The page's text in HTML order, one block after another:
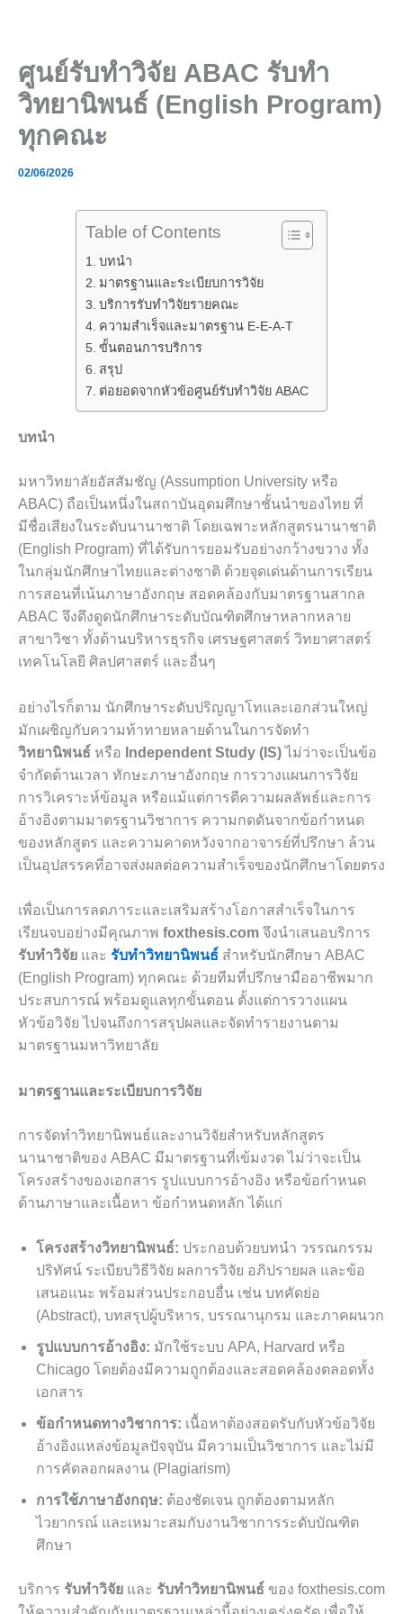
ศูนย์รับทำวิจัย ABAC รับทำ
วิทยานิพนธ์ (English Program)
ทุกคณะ
02/06/2026
Table of Contents
บทนำ
มาตรฐานและระเบียบการวิจัย
บริการรับทำวิจัยรายคณะ
ความสำเร็จและมาตรฐาน E-E-A-T
ขั้นตอนการบริการ
สรุป
ต่อยอดจากหัวข้อศูนย์รับทำวิจัย ABAC
บทนำ
มหาวิทยาลัยอัสสัมชัญ (Assumption University หรือ
ABAC) ถือเป็นหนึ่งในสถาบันอุดมศึกษาชั้นนำของไทย ที่
มีชื่อเสียงในระดับนานาชาติ โดยเฉพาะหลักสูตรนานาชาติ
(English Program) ที่ได้รับการยอมรับอย่างกว้างขวาง ทั้ง
ในกลุ่มนักศึกษาไทยและต่างชาติ ด้วยจุดเด่นด้านการเรียน
การสอนที่เน้นภาษาอังกฤษ สอดคล้องกับมาตรฐานสากล
ABAC จึงดึงดูดนักศึกษาระดับบัณฑิตศึกษาหลากหลาย
สาขาวิชา ทั้งด้านบริหารธุรกิจ เศรษฐศาสตร์ วิทยาศาสตร์
เทคโนโลยี ศิลปศาสตร์ และอื่นๆ
อย่างไรก็ตาม นักศึกษาระดับปริญญาโทและเอกส่วนใหญ่
มักเผชิญกับความท้าทายหลายด้านในการจัดทำ
วิทยานิพนธ์ หรือ Independent Study (IS)ไม่ว่าจะเป็นข้อ
จำกัดด้านเวลา ทักษะภาษาอังกฤษ การวางแผนการวิจัย
การวิเคราะห์ข้อมูล หรือแม้แต่การตีความผลลัพธ์และการ
อ้างอิงตามมาตรฐานวิชาการ ความกดดันจากข้อกำหนด
ของหลักสูตร และความคาดหวังจากอาจารย์ที่ปรึกษา ล้วน
เป็นอุปสรรคที่อาจส่งผลต่อความสำเร็จของนักศึกษาโดยตรง
เพื่อเป็นการลดภาระและเสริมสร้างโอกาสสำเร็จในการ
เรียนจบอย่างมีคุณภาพ foxthesis.com จึงนำเสนอบริการ
รับทำวิจัย และ รับทำวิทยานิพนธ์ สำหรับนักศึกษา ABAC
(English Program) ทุกคณะ ด้วยทีมที่ปรึกษามืออาชีพมาก
ประสบการณ์ พร้อมดูแลทุกขั้นตอน ตั้งแต่การวางแผน
หัวข้อวิจัย ไปจนถึงการสรุปผลและจัดทำรายงานตาม
มาตรฐานมหาวิทยาลัย
มาตรฐานและระเบียบการวิจัย
การจัดทำวิทยานิพนธ์และงานวิจัยสำหรับหลักสูตร
นานาชาติของ ABAC มีมาตรฐานที่เข้มงวด ไม่ว่าจะเป็น
โครงสร้างของเอกสาร รูปแบบการอ้างอิง หรือข้อกำหนด
ด้านภาษาและเนื้อหา ข้อกำหนดหลัก ได้แก่
โครงสร้างวิทยานิพนธ์: ประกอบด้วยบทนำ วรรณกรรม
ปริทัศน์ ระเบียบวิธีวิจัย ผลการวิจัย อภิปรายผล และข้อ
เสนอแนะ พร้อมส่วนประกอบอื่น เช่น บทคัดย่อ
(Abstract), บทสรุปผู้บริหาร, บรรณานุกรม และภาคผนวก
รูปแบบการอ้างอิง: มักใช้ระบบ APA, Harvard หรือ
Chicago โดยต้องมีความถูกต้องและสอดคล้องตลอดทั้ง
เอกสาร
ข้อกำหนดทางวิชาการ: เนื้อหาต้องสอดรับกับหัวข้อวิจัย
อ้างอิงแหล่งข้อมูลปัจจุบัน มีความเป็นวิชาการ และไม่มี
การคัดลอกผลงาน (Plagiarism)
การใช้ภาษาอังกฤษ: ต้องชัดเจน ถูกต้องตามหลัก
ไวยากรณ์ และเหมาะสมกับงานวิชาการระดับบัณฑิต
ศึกษา
บริการ รับทำวิจัย และ รับทำวิทยานิพนธ์ ของ foxthesis.com